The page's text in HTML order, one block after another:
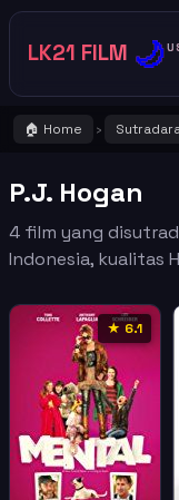
LK21 FILM 🌙
🏠 Home ›
P.J. Hogan
4 film yang
Indonesia, kualitas
★ 6.1